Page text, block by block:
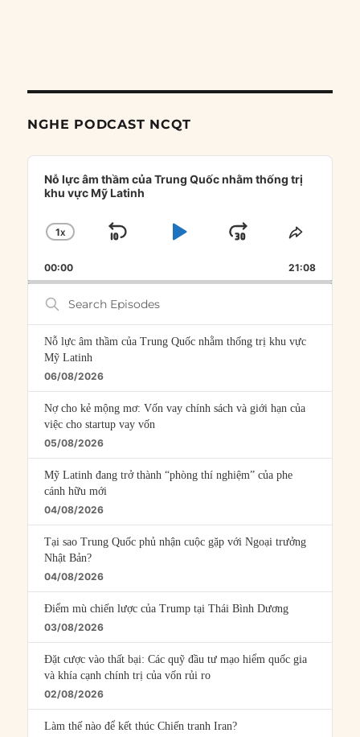
NGHE PODCAST NCQT
Audio
Player
Nỗ lực âm thầm của Trung Quốc nhằm thống trị
khu vực Mỹ Latinh
CHANGE
RATE
1X
SKIP
PLAYJUMP
FORWARD
SHARE
00:00 21:08
Search
Episodes
Nỗ lực âm thầm của Trung Quốc nhằm thống trị khu vực
Mỹ Latinh
06/08/2026
Nợ cho kẻ mộng mơ: Vốn vay chính sách và giới hạn của
việc cho startup vay vốn
05/08/2026
Mỹ Latinh đang trở thành “phòng thí nghiệm” của phe
cánh hữu mới
04/08/2026
Tại sao Trung Quốc phủ nhận cuộc gặp với Ngoại trưởng
Nhật Bản?
04/08/2026
Điểm mù chiến lược của Trump tại Thái Bình Dương
03/08/2026
Đặt cược vào thất bại: Các quỹ đầu tư mạo hiểm quốc gia
và khía cạnh chính trị của vốn rủi ro
02/08/2026
Làm thế nào để kết thúc Chiến tranh Iran?